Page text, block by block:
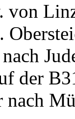
von
der
nach